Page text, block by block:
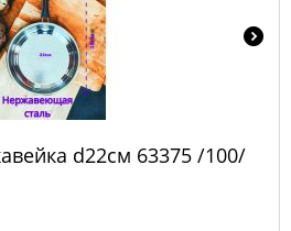
d22см 63375 /100/